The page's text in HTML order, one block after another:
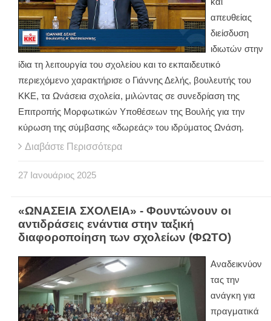
απευθείας
διείσδυση
ιδιωτών στην
ίδια τη λειτουργία του σχολείου και το εκπαιδευτικό
περιεχόμενο χαρακτήρισε ο Γιάννης Δελής, βουλευτής του
ΚΚΕ, τα Ωνάσεια σχολεία, μιλώντας σε συνεδρίαση της
Επιτροπής Μορφωτικών Υποθέσεων της Βουλής για την
κύρωση της σύμβασης «δωρεάς» του ιδρύματος Ωνάση.
Διαβάστε Περισσότερα
27 Ιανουάριος 2025
«ΩΝΑΣΕΙΑ ΣΧΟΛΕΙΑ» - Φουντώνουν οι
αντιδράσεις ενάντια στην ταξική
διαφοροποίηση των σχολείων (ΦΩΤΟ)
Αναδεικνύον
τας την
ανάγκη για
πραγματικά